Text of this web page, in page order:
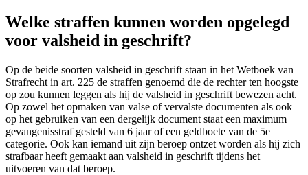
Welke straffen kunnen worden opgelegd
voor valsheid in geschrift?
Op de beide soorten valsheid in geschrift staan in het Wetboek van
Strafrecht in art. 225 de straffen genoemd die de rechter ten hoogste
op zou kunnen leggen als hij de valsheid in geschrift bewezen acht.
Op zowel het opmaken van valse of vervalste documenten als ook
op het gebruiken van een dergelijk document staat een maximum
gevangenisstraf gesteld van 6 jaar of een geldboete van de 5e
categorie. Ook kan iemand uit zijn beroep ontzet worden als hij zich
strafbaar heeft gemaakt aan valsheid in geschrift tijdens het
uitvoeren van dat beroep.